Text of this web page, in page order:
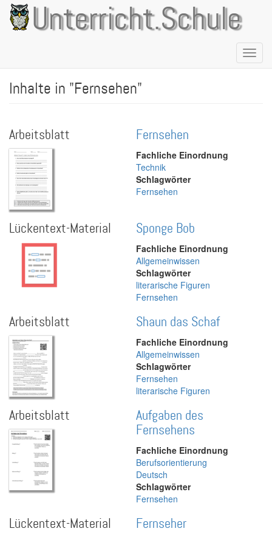
Direkt
zum
Inhalt
Unterricht.Schule
Inhalte in "Fernsehen"
Arbeitsblatt Fernsehen
Fachliche Einordnung
Technik
Schlagwörter
Fernsehen
Lückentext-Material Sponge Bob
Fachliche Einordnung
Allgemeinwissen
Schlagwörter
literarische Figuren
Fernsehen
Arbeitsblatt Shaun das Schaf
Fachliche Einordnung
Allgemeinwissen
Schlagwörter
Fernsehen
literarische Figuren
Arbeitsblatt
Aufgaben des
Fernsehens
Fachliche Einordnung
Berufsorientierung
Deutsch
Schlagwörter
Fernsehen
Lückentext-Material Fernseher